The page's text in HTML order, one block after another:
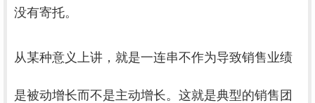
没有寄托。
从某种意义上讲，就是一连串不作为导致销售业绩
是被动增长而不是主动增长。这就是典型的销售团